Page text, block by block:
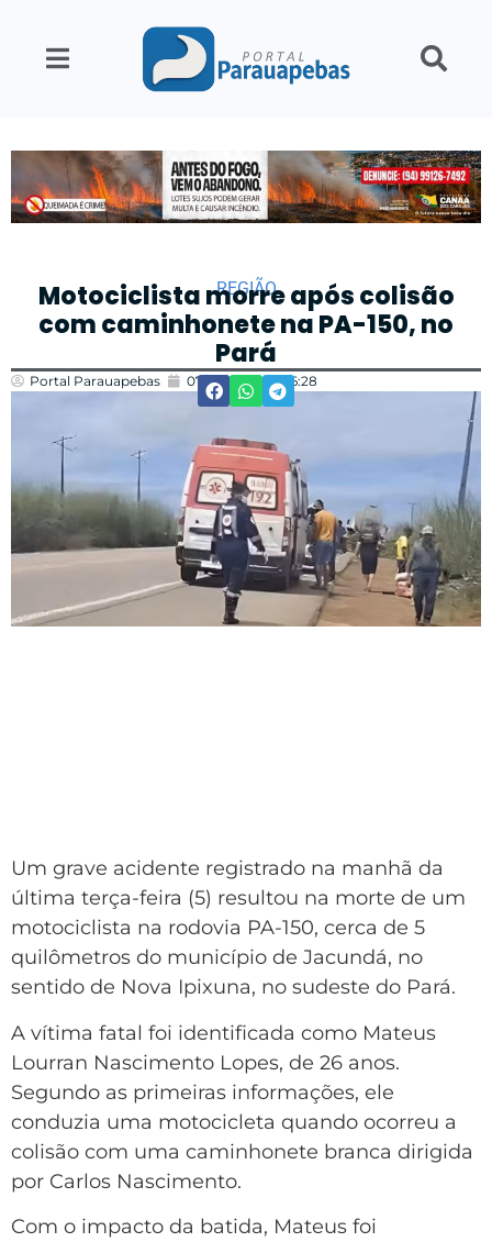
REGIÃO
Motociclista morre após colisão
com caminhonete na PA-150, no
Pará
Portal Parauapebas 07/05/2026 16:28
Um grave acidente registrado na manhã da
última terça-feira (5) resultou na morte de um
motociclista na rodovia PA-150, cerca de 5
quilômetros do município de Jacundá, no
sentido de Nova Ipixuna, no sudeste do Pará.
A vítima fatal foi identificada como Mateus
Lourran Nascimento Lopes, de 26 anos.
Segundo as primeiras informações, ele
conduzia uma motocicleta quando ocorreu a
colisão com uma caminhonete branca dirigida
por Carlos Nascimento.
Com o impacto da batida, Mateus foi